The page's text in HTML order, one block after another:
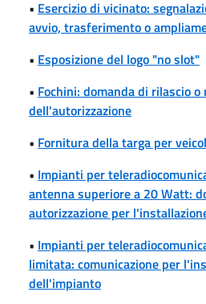
• Esercizio di vicinato:
avvio, trasferimento o
• Esposizione del logo "no slot"
• Fochini: domanda di rilascio o
dell'autorizzazione
• Fornitura della targa per
• Impianti per
antenna superiore a 20 Watt:
autorizzazione per
• Impianti per
limitata: comunicazione per
dell'impianto